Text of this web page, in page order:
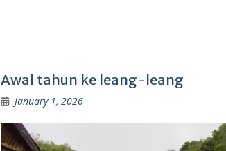
Awal tahun ke leang-leang
January 1, 2026